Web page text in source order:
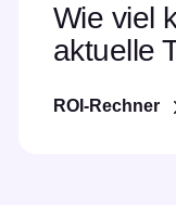
Wie viel
aktuelle
ROI-Rechner